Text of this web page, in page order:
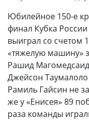
Юбилейное 150-е
финал Кубка
выиграл со счетом
«тяжелую машину»
Рашид
Джейсон
Рамиль Гайсин не
же у «Енисея» 89
раза команды